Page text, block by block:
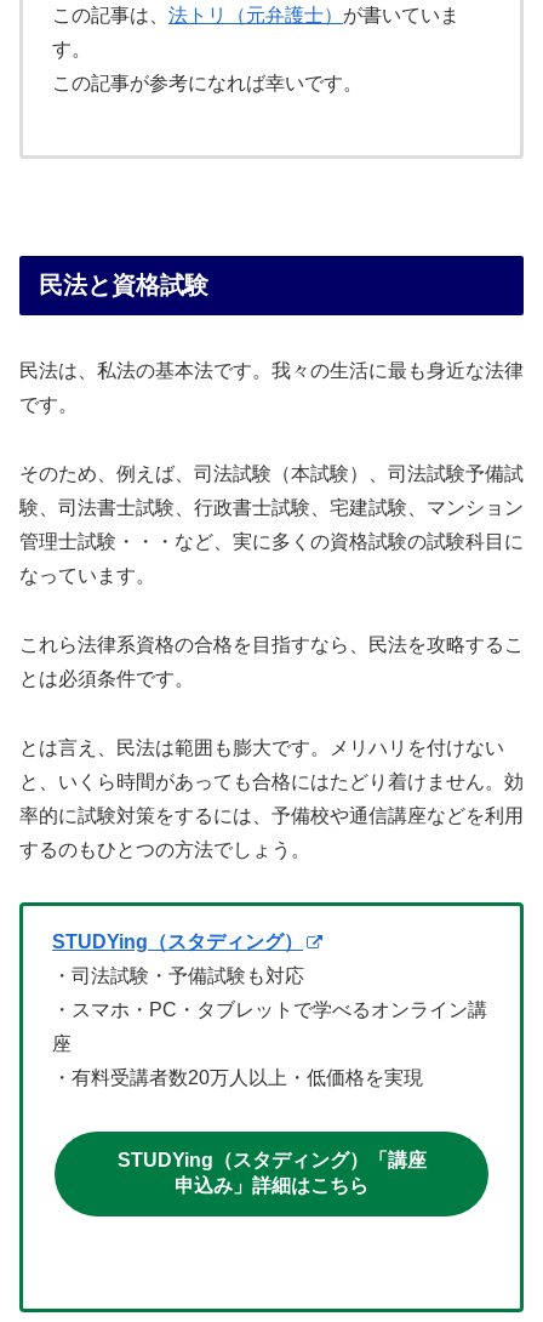
この記事は、 法トリ（元弁護士） が書いていま
す。
この記事が参考になれば幸いです。
民法と資格試験
民法は、私法の基本法です。我々の生活に最も身近な法律
です。
そのため、例えば、司法試験（本試験）、司法試験予備試
験、司法書士試験、行政書士試験、宅建試験、マンション
管理士試験・・・など、実に多くの資格試験の試験科目に
なっています。
これら法律系資格の合格を目指すなら、民法を攻略するこ
とは必須条件です。
とは言え、民法は範囲も膨大です。メリハリを付けない
と、いくら時間があっても合格にはたどり着けません。効
率的に試験対策をするには、予備校や通信講座などを利用
するのもひとつの方法でしょう。
STUDYing（スタディング）
・司法試験・予備試験も対応
・スマホ・PC・タブレットで学べるオンライン講
座
・有料受講者数20万人以上・低価格を実現
STUDYing（スタディング）「講座
申込み」詳細はこちら